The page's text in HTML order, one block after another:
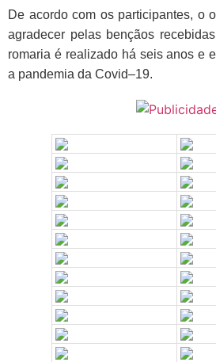
De acordo com os participantes, o
agradecer pelas bençãos
romaria é realizado há seis anos e
a pandemia da Covid–19.